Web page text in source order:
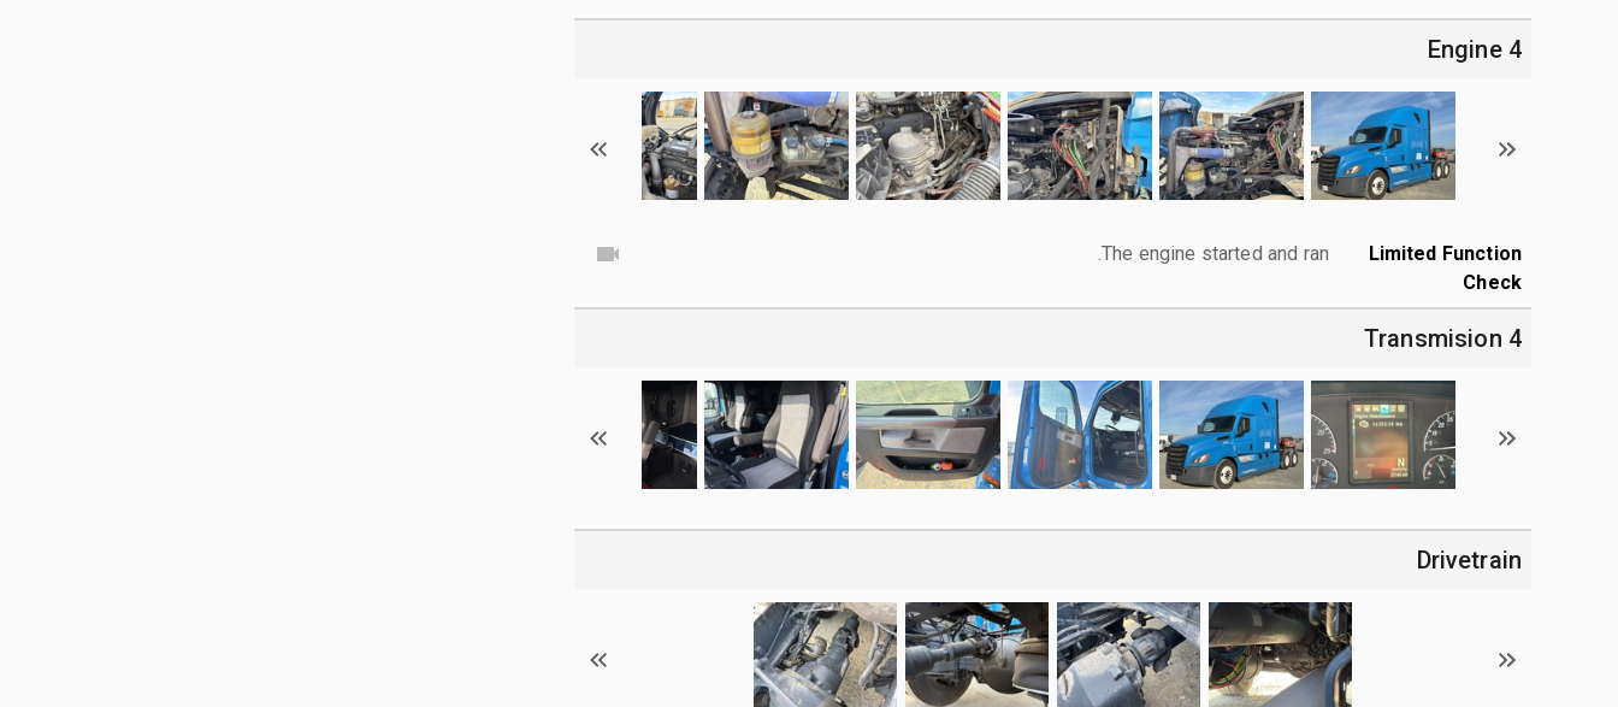
4 Engine
Limited Function
Check
The engine started and ran.
4 Transmision
Drivetrain